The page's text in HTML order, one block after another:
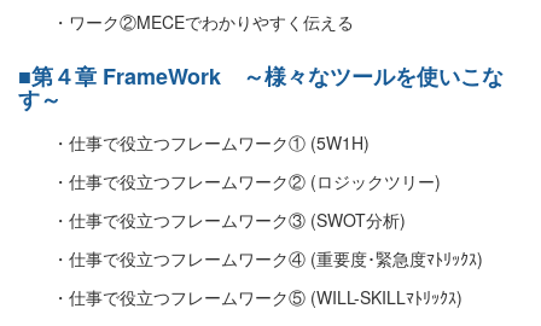
・ワーク②MECEでわかりやすく伝える
■第４章 FrameWork ～様々なツールを使いこな
す～
・仕事で役立つフレームワーク① (5W1H)
・仕事で役立つフレームワーク② (ロジックツリー)
・仕事で役立つフレームワーク③ (SWOT分析)
・仕事で役立つフレームワーク④ (重要度･緊急度ﾏﾄﾘｯｸｽ)
・仕事で役立つフレームワーク⑤ (WILL-SKILLﾏﾄﾘｯｸｽ)